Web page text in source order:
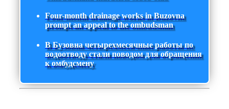
Four-month drainage works in Buzovna
prompt an appeal to the ombudsman
В Бузовна четырехмесячные работы по
водоотводу стали поводом для обращения
к омбудсмену